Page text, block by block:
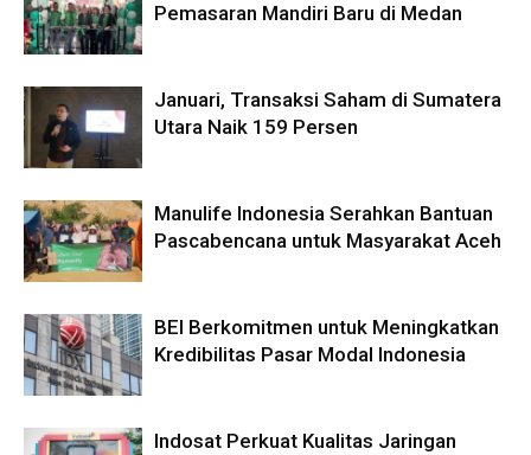
Pemasaran Mandiri Baru di Medan
Januari, Transaksi Saham di Sumatera
Utara Naik 159 Persen
Manulife Indonesia Serahkan Bantuan
Pascabencana untuk Masyarakat Aceh
BEI Berkomitmen untuk Meningkatkan
Kredibilitas Pasar Modal Indonesia
Indosat Perkuat Kualitas Jaringan